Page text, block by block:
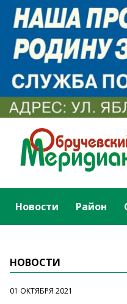
Новости Район
НОВОСТИ
01 ОКТЯБРЯ 2021